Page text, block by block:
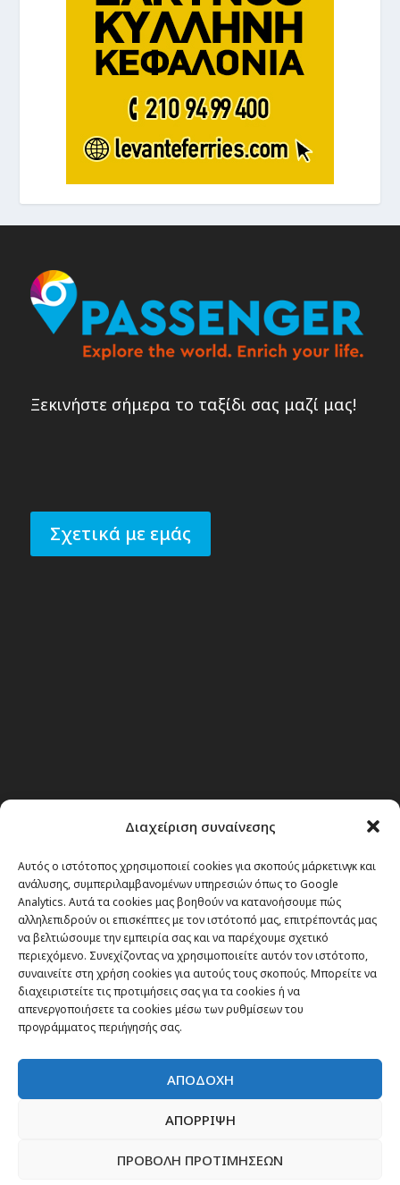
Διαχείριση συναίνεσης
Αυτός ο ιστότοπος χρησιμοποιεί cookies για σκοπούς μάρκετινγκ και
ανάλυσης, συμπεριλαμβανομένων υπηρεσιών όπως το Google
Analytics. Αυτά τα cookies μας βοηθούν να κατανοήσουμε πώς
αλληλεπιδρούν οι επισκέπτες με τον ιστότοπό μας, επιτρέποντάς μας
να βελτιώσουμε την εμπειρία σας και να παρέχουμε σχετικό
περιεχόμενο. Συνεχίζοντας να χρησιμοποιείτε αυτόν τον ιστότοπο,
συναινείτε στη χρήση cookies για αυτούς τους σκοπούς. Μπορείτε να
διαχειριστείτε τις προτιμήσεις σας για τα cookies ή να
απενεργοποιήσετε τα cookies μέσω των ρυθμίσεων του
προγράμματος περιήγησής σας.
ΑΠΟΔΟΧΗ
ΑΠΟΡΡΙΨΗ
ΠΡΟΒΟΛΗ ΠΡΟΤΙΜΗΣΕΩΝ
Ξεκινήστε σήμερα το ταξίδι σας μαζί μας!
Σχετικά με εμάς
Θέματα
Passenger στην Ελλάδα
Passenger στον κόσμο
TRAVEL NEWS
Οργάνωσε το ταξίδι σου
CITY and CULTURE